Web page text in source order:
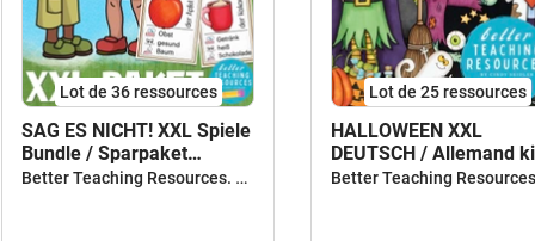
Lot de 36 ressources
SAG ES NICHT! XXL Spiele
Bundle / Sparpaket
Deutsch / Allemand
Better Teaching Resources. Longer coffee breaks.
Lot de 25 ressources
HALLOWEEN XXL
DEUTSCH / Allemand
pédagogique / bundle